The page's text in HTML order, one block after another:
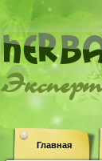
Главная